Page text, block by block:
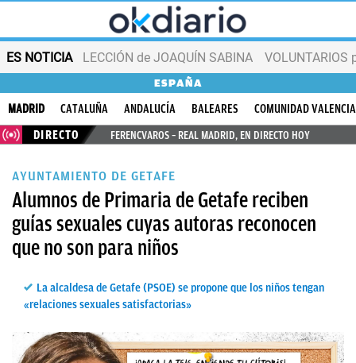
ES NOTICIA LECCIÓN de JOAQUÍN SABINA VOLUNTARIOS
ESPAÑA
MADRID CATALUÑA ANDALUCÍA BALEARES
COMUNIDAD
DIRECTO
FERENCVAROS – REAL MADRID, EN DIRECTO HOY
AYUNTAMIENTO DE GETAFE
Alumnos de Primaria de Getafe reciben
guías sexuales cuyas autoras reconocen
que no son para niños
La alcaldesa de Getafe (PSOE) se propone que los niños tengan
«relaciones sexuales satisfactorias»